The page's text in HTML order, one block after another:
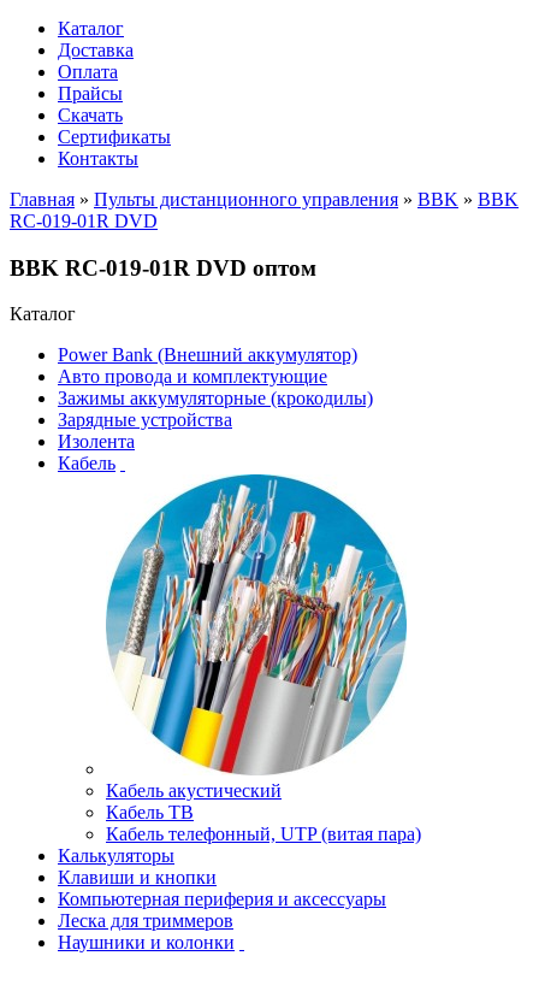
Каталог
Доставка
Оплата
Прайсы
Cкачать
Сертификаты
Контакты
Главная » Пульты дистанционного управления » BBK » BBK
RC-019-01R DVD
BBK RC-019-01R DVD оптом
Каталог
Power Bank (Внешний аккумулятор)
Авто провода и комплектующие
Зажимы аккумуляторные (крокодилы)
Зарядные устройства
Изолента
Кабель
Кабель акустический
Кабель ТВ
Кабель телефонный, UTP (витая пара)
Калькуляторы
Клавиши и кнопки
Компьютерная периферия и аксессуары
Леска для триммеров
Наушники и колонки